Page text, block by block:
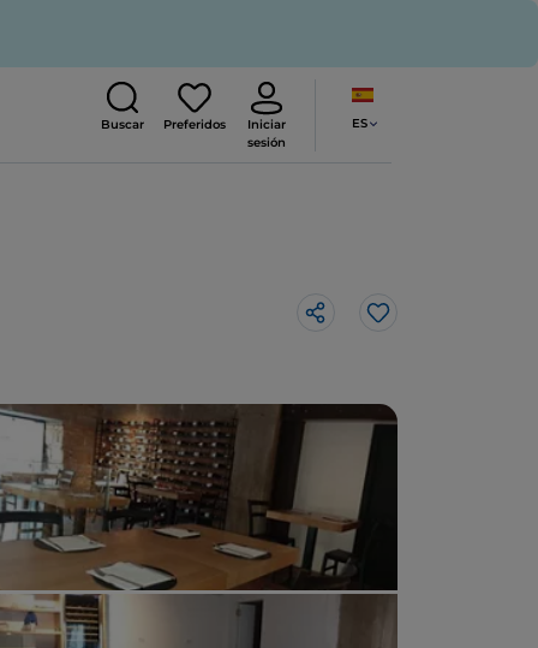
Buscar Preferidos
Iniciar
sesión
ES
Me gusta